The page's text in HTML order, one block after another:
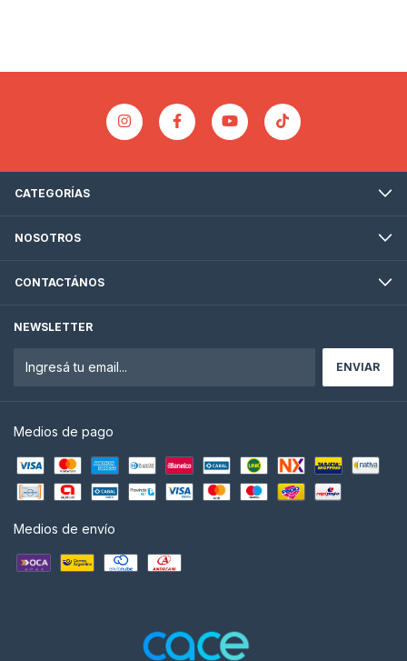
CATEGORÍAS
NOSOTROS
CONTACTÁNOS
NEWSLETTER
Medios de pago
Medios de envío